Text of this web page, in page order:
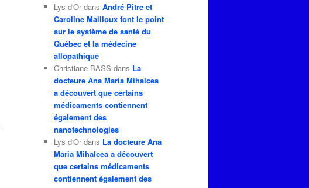
|
Lys d'Or dans André Pitre et
Caroline Mailloux font le point
sur le système de santé du
Québec et la médecine
allopathique
Christiane BASS dans La
docteure Ana Maria Mihalcea
a découvert que certains
médicaments contiennent
également des
nanotechnologies
Lys d'Or dans La docteure Ana
Maria Mihalcea a découvert
que certains médicaments
contiennent également des